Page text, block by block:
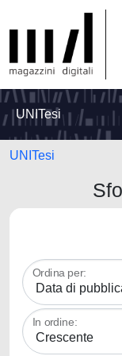
UNITesi
UNITesi
Ordina per:
In ordine: